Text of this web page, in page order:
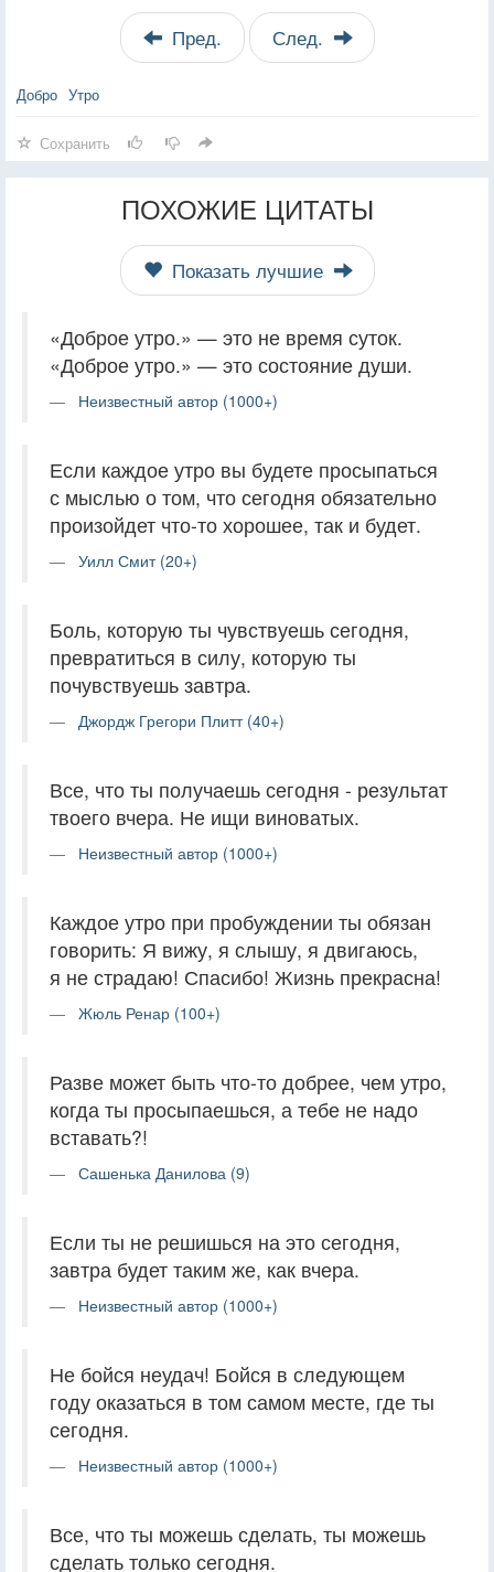
Пред. След.
Добро Утро
Сохранить
ПОХОЖИЕ ЦИТАТЫ
Показать лучшие
«Доброе утро.» — это не время суток.
«Доброе утро.» — это состояние души.
Неизвестный автор (1000+)
Если каждое утро вы будете просыпаться
с мыслью о том, что сегодня обязательно
произойдет что-то хорошее, так и будет.
Уилл Смит (20+)
Боль, которую ты чувствуешь сегодня,
превратиться в силу, которую ты
почувствуешь завтра.
Джордж Грегори Плитт (40+)
Все, что ты получаешь сегодня - результат
твоего вчера. Не ищи виноватых.
Неизвестный автор (1000+)
Каждое утро при пробуждении ты обязан
говорить: Я вижу, я слышу, я двигаюсь,
я не страдаю! Спасибо! Жизнь прекрасна!
Жюль Ренар (100+)
Разве может быть что-то добрее, чем утро,
когда ты просыпаешься, а тебе не надо
вставать?!
Сашенька Данилова (9)
Если ты не решишься на это сегодня,
завтра будет таким же, как вчера.
Неизвестный автор (1000+)
Не бойся неудач! Бойся в следующем
году оказаться в том самом месте, где ты
сегодня.
Неизвестный автор (1000+)
Все, что ты можешь сделать, ты можешь
сделать только сегодня.